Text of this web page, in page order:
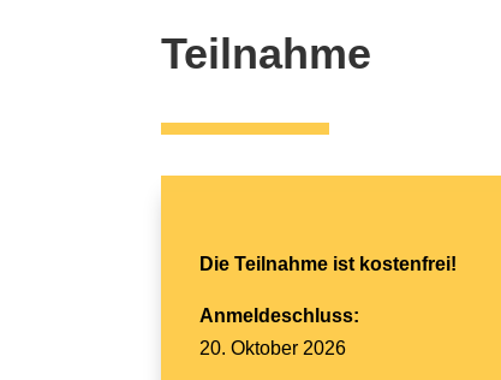
Teilnahme
Die Teilnahme ist kostenfrei!
Anmeldeschluss:
20. Oktober 2026